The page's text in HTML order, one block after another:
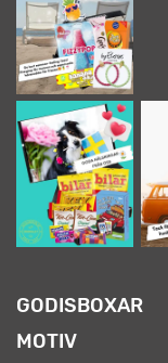
GODISBOXAR
MOTIV